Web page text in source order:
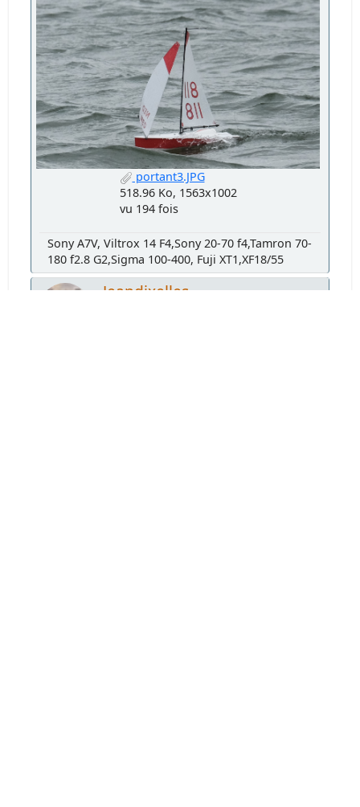
portant3.JPG
518.96 Ko, 1563x1002
vu 194 fois
Sony A7V, Viltrox 14 F4,Sony 20-70 f4,Tamron 70-
180 f2.8 G2,Sigma 100-400, Fuji XT1,XF18/55
Jeandixelles